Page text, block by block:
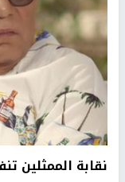
نقابة الممثلين